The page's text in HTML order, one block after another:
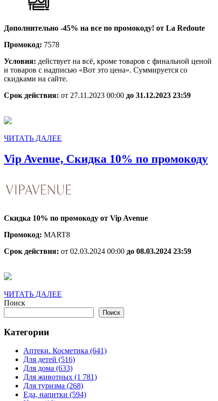
все
промокоду!
Дополнительно -45% на все по промокоду! от La Redoute
Промокод: 7578
Условия: действует на всё, кроме товаров с финальной ценой
и товаров с надписью «Вот это цена». Суммируется со
скидками на сайте.
Срок действия: от 27.11.2023 00:00 до 31.12.2023 23:59
ЧИТАТЬ ДАЛЕЕ
Vip Avenue, Скидка 10% по промокоду
Скидка 10% по промокоду от Vip Avenue
Промокод: MART8
Срок действия: от 02.03.2024 00:00 до 08.03.2024 23:59
ЧИТАТЬ ДАЛЕЕ
Поиск
Поиск
Категории
Аптеки. Косметика (641)
Для детей (516)
Для дома (633)
Для животных (1 781)
Для туризма (268)
Еда, напитки (594)